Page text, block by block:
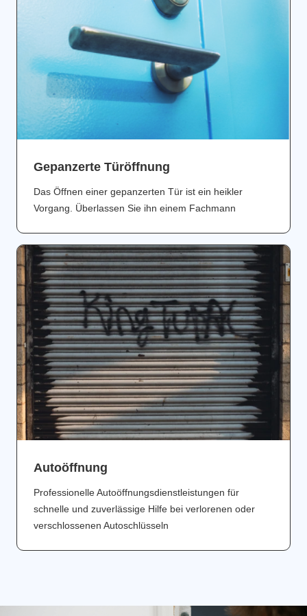
Gepanzerte Türöffnung
Das Öffnen einer gepanzerten Tür ist ein heikler
Vorgang. Überlassen Sie ihn einem Fachmann
Аutoöffnung
Professionelle Autoöffnungsdienstleistungen für
schnelle und zuverlässige Hilfe bei verlorenen oder
verschlossenen Autoschlüsseln